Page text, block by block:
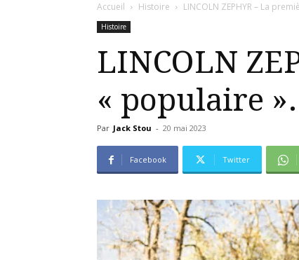
Accueil Histoire LINCOLN ZEPHYR – La
Histoire
LINCOLN
« populaire ».
Par Jack Stou - 20 mai 2023
Facebook Twitter